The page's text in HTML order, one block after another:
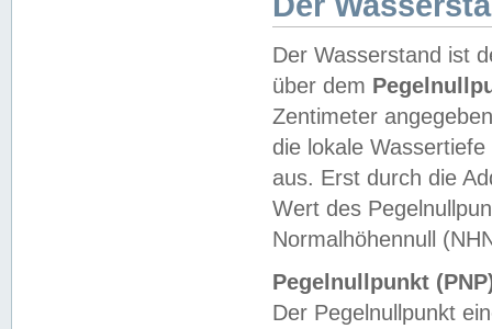
Der Wasserstand ist
über dem
Zentimeter
die lokale
aus. Erst durch die
Wert des
Normalhöhennull
Pegelnullpunkt
Der Pegelnullpunkt